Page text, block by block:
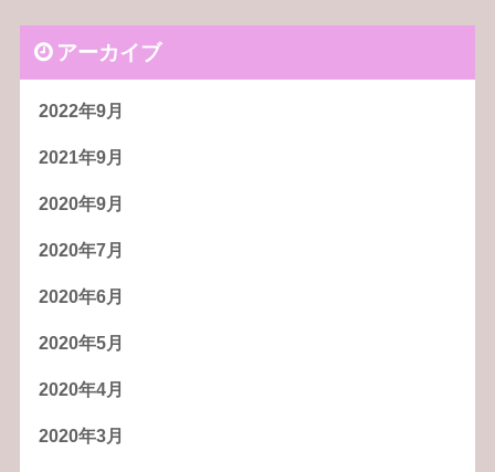
アーカイブ
2022年9月
2021年9月
2020年9月
2020年7月
2020年6月
2020年5月
2020年4月
2020年3月